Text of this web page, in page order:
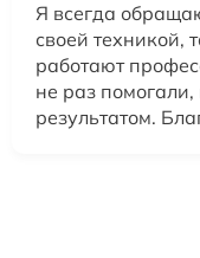
Я всегда
своей техникой,
работают
не раз помогали,
результатом.